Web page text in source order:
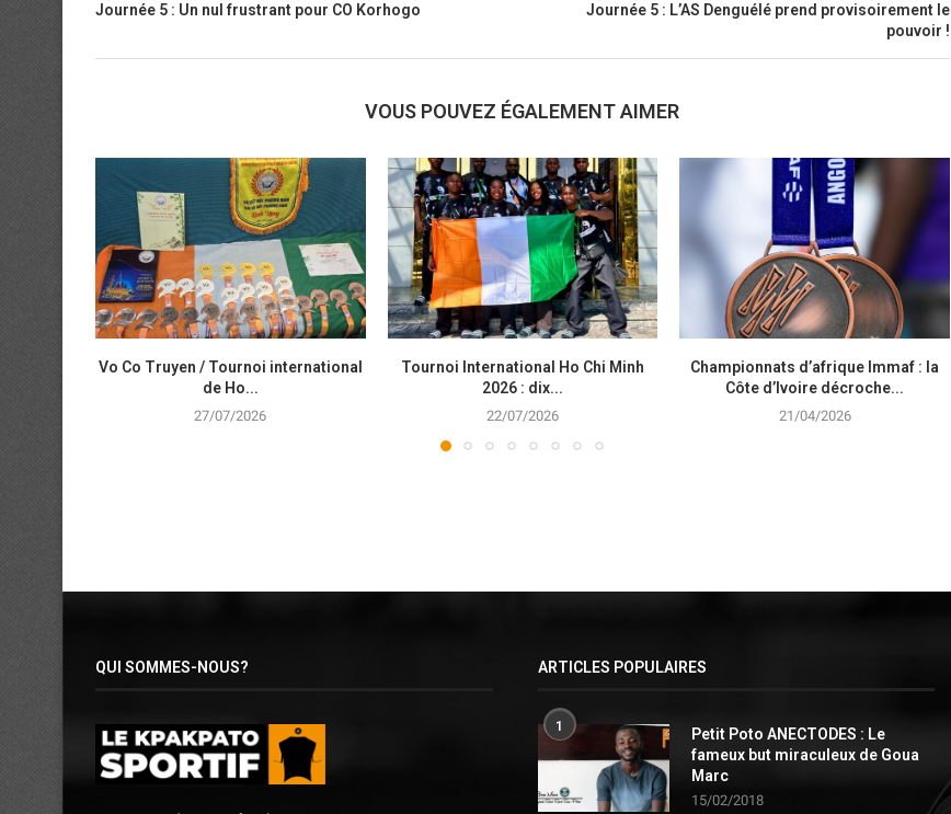
Journée 5 : Un nul frustrant pour CO Korhogo
Journée 5 : L’AS Denguélé prend provisoirement le
pouvoir !
VOUS POUVEZ ÉGALEMENT AIMER
Vo Co Truyen / Tournoi international
de Ho...
27/07/2026
Tournoi International Ho Chi Minh
2026 : dix...
22/07/2026
Championnats d’afrique Immaf : la
Côte d’Ivoire décroche...
21/04/2026
QUI SOMMES-NOUS? ARTICLES POPULAIRES
1
Petit Poto ANECTODES : Le
fameux but miraculeux de Goua
Marc
15/02/2018